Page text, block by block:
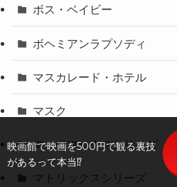
ボス・ベイビー
ボヘミアンラプソディ
マスカレード・ホテル
マスク
マッドマックスシリーズ
マトリックスシリーズ
映画館で映画を500円で観る裏技
があるって本当⁉